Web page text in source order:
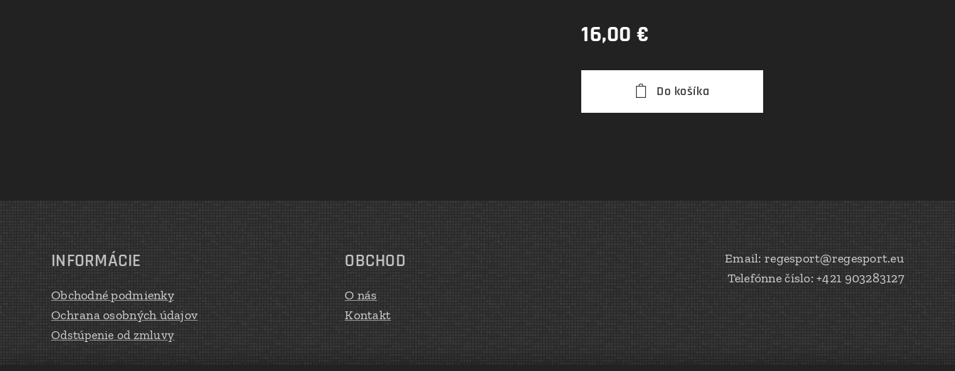
16,00 €
Do košíka
INFORMÁCIE
Obchodné podmienky
Ochrana osobných údajov
Odstúpenie od zmluvy
OBCHOD
O nás
Kontakt
Email: regesport@regesport.eu
Telefónne číslo: +421 903283127